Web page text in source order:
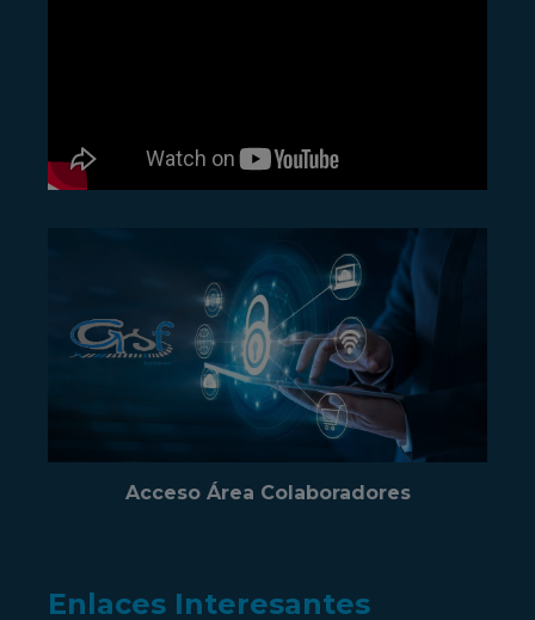
Acceso Área Colaboradores
Enlaces Interesantes